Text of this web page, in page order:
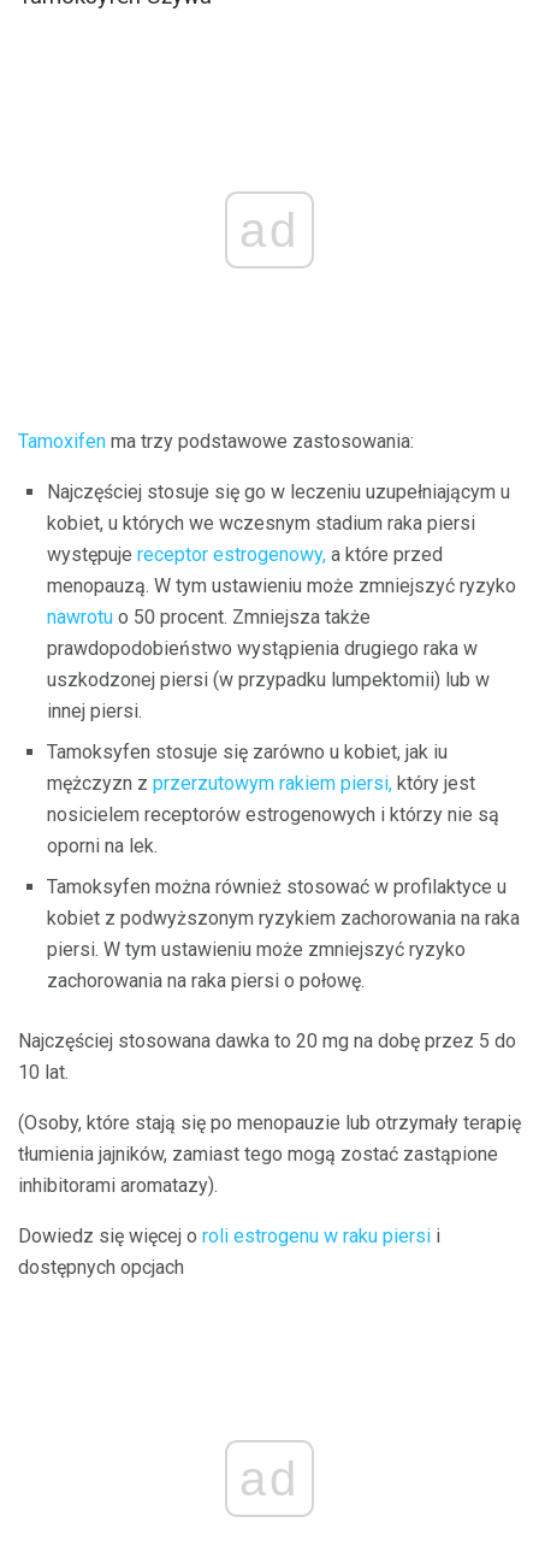
ad
Tamoxifen ma trzy podstawowe zastosowania:
Najczęściej stosuje się go w leczeniu uzupełniającym u
kobiet, u których we wczesnym stadium raka piersi
występuje receptor estrogenowy, a które przed
menopauzą. W tym ustawieniu może zmniejszyć ryzyko
nawrotu o 50 procent. Zmniejsza także
prawdopodobieństwo wystąpienia drugiego raka w
uszkodzonej piersi (w przypadku lumpektomii) lub w
innej piersi.
Tamoksyfen stosuje się zarówno u kobiet, jak iu
mężczyzn z przerzutowym rakiem piersi, który jest
nosicielem receptorów estrogenowych i którzy nie są
oporni na lek.
Tamoksyfen można również stosować w profilaktyce u
kobiet z podwyższonym ryzykiem zachorowania na raka
piersi. W tym ustawieniu może zmniejszyć ryzyko
zachorowania na raka piersi o połowę.
Najczęściej stosowana dawka to 20 mg na dobę przez 5 do
10 lat.
(Osoby, które stają się po menopauzie lub otrzymały terapię
tłumienia jajników, zamiast tego mogą zostać zastąpione
inhibitorami aromatazy).
Dowiedz się więcej o roli estrogenu w raku piersi i
dostępnych opcjach
ad